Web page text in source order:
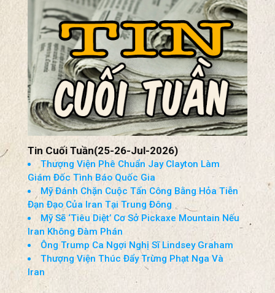
Kiên Chính
Tin Cuối Tuần(25-26-Jul-2026)
Thượng Viện Phê Chuẩn Jay Clayton Làm
Giám Đốc Tình Báo Quốc Gia
Mỹ Đánh Chặn Cuộc Tấn Công Bằng Hỏa Tiễn
Đạn Đạo Của Iran Tại Trung Đông
Mỹ Sẽ ‘Tiêu Diệt’ Cơ Sở Pickaxe Mountain Nếu
Iran Không Đàm Phán